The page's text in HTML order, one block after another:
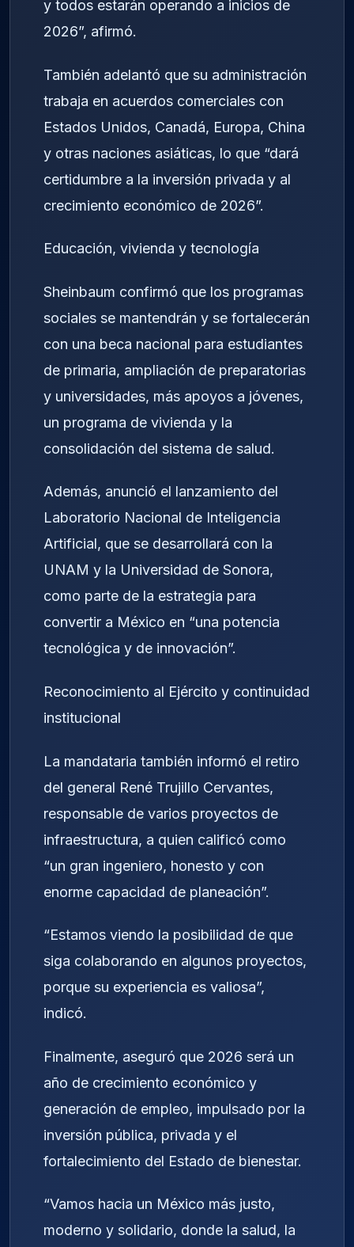
y todos estarán operando a inicios de
2026”, afirmó.
También adelantó que su administración
trabaja en acuerdos comerciales con
Estados Unidos, Canadá, Europa, China
y otras naciones asiáticas, lo que “dará
certidumbre a la inversión privada y al
crecimiento económico de 2026”.
Educación, vivienda y tecnología
Sheinbaum confirmó que los programas
sociales se mantendrán y se fortalecerán
con una beca nacional para estudiantes
de primaria, ampliación de preparatorias
y universidades, más apoyos a jóvenes,
un programa de vivienda y la
consolidación del sistema de salud.
Además, anunció el lanzamiento del
Laboratorio Nacional de Inteligencia
Artificial, que se desarrollará con la
UNAM y la Universidad de Sonora,
como parte de la estrategia para
convertir a México en “una potencia
tecnológica y de innovación”.
Reconocimiento al Ejército y continuidad
institucional
La mandataria también informó el retiro
del general René Trujillo Cervantes,
responsable de varios proyectos de
infraestructura, a quien calificó como
“un gran ingeniero, honesto y con
enorme capacidad de planeación”.
“Estamos viendo la posibilidad de que
siga colaborando en algunos proyectos,
porque su experiencia es valiosa”,
indicó.
Finalmente, aseguró que 2026 será un
año de crecimiento económico y
generación de empleo, impulsado por la
inversión pública, privada y el
fortalecimiento del Estado de bienestar.
“Vamos hacia un México más justo,
moderno y solidario, donde la salud, la